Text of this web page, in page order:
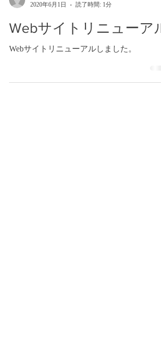
2020年6月1日
読了時間: 1分
Webサイトリニューアル
Webサイトリニューアルしました。